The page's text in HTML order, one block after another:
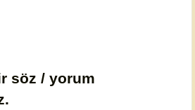
söz / yorum